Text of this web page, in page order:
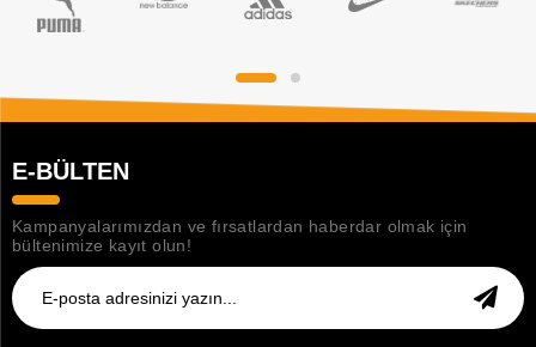
E-BÜLTEN
Kampanyalarımızdan ve fırsatlardan haberdar olmak için
bültenimize kayıt olun!